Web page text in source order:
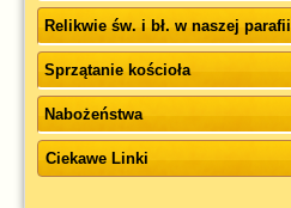
Relikwie św. i bł. w naszej parafii
Sprzątanie kościoła
Nabożeństwa
Ciekawe Linki